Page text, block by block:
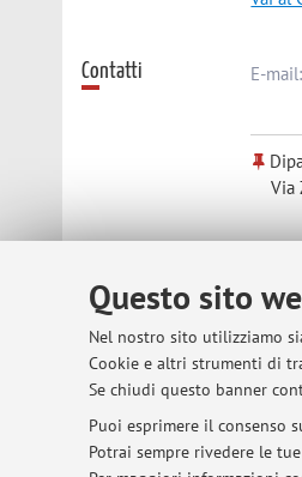
Questo sito
Nel nostro sito utilizziamo
Cookie e altri strumenti di
Se chiudi questo banner
Puoi esprimere il consenso
Potrai sempre rivedere le
Contatti E-mail:
Via
©